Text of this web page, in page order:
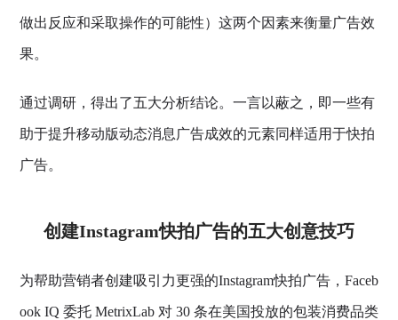
做出反应和采取操作的可能性）这两个因素来衡量广告效
果。
通过调研，得出了五大分析结论。一言以蔽之，即一些有
助于提升移动版动态消息广告成效的元素同样适用于快拍
广告。
创建Instagram快拍广告的五大创意技巧
为帮助营销者创建吸引力更强的Instagram快拍广告，Faceb
ook IQ 委托 MetrixLab 对 30 条在美国投放的包装消费品类